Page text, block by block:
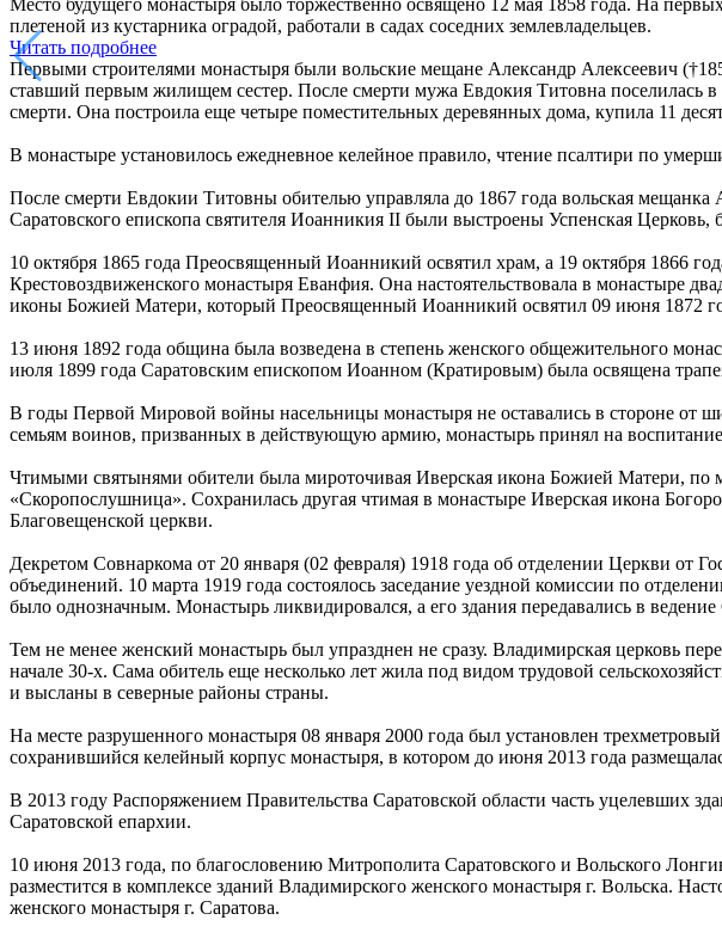
Место будущего монастыря было торжественно освящено 12 мая 1858 года. На
плетеной из кустарника оградой, работали в садах соседних землевладельцев.
Читать подробнее
Первыми строителями монастыря были вольские мещане Александр Алексеевич
ставший первым жилищем сестер. После смерти мужа Евдокия Титовна поселилась в
смерти. Она построила еще четыре поместительных деревянных дома, купила 11
В монастыре установилось ежедневное келейное правило, чтение псалтири по
После смерти Евдокии Титовны обителью управляла до 1867 года вольская
Саратовского епископа святителя Иоанникия II были выстроены Успенская Церковь,
10 октября 1865 года Преосвященный Иоанникий освятил храм, а 19 октября 1866
Крестовоздвиженского монастыря Еванфия. Она настоятельствовала в монастыре
иконы Божией Матери, который Преосвященный Иоанникий освятил 09 июня 1872
13 июня 1892 года община была возведена в степень женского общежительного
июля 1899 года Саратовским епископом Иоанном (Кратировым) была освящена
В годы Первой Мировой войны насельницы монастыря не оставались в стороне от
семьям воинов, призванных в действующую армию, монастырь принял на воспитание
Чтимыми святынями обители была мироточивая Иверская икона Божией Матери, по
«Скоропослушница». Сохранилась другая чтимая в монастыре Иверская икона
Благовещенской церкви.
Декретом Совнаркома от 20 января (02 февраля) 1918 года об отделении Церкви
объединений. 10 марта 1919 года состоялось заседание уездной комиссии по
было однозначным. Монастырь ликвидировался, а его здания передавались в
Тем не менее женский монастырь был упразднен не сразу. Владимирская церковь
начале 30-х. Сама обитель еще несколько лет жила под видом трудовой
и высланы в северные районы страны.
На месте разрушенного монастыря 08 января 2000 года был установлен
сохранившийся келейный корпус монастыря, в котором до июня 2013 года
В 2013 году Распоряжением Правительства Саратовской области часть
Саратовской епархии.
10 июня 2013 года, по благословению Митрополита Саратовского и Вольского
разместится в комплексе зданий Владимирского женского монастыря г. Вольска.
женского монастыря г. Саратова.